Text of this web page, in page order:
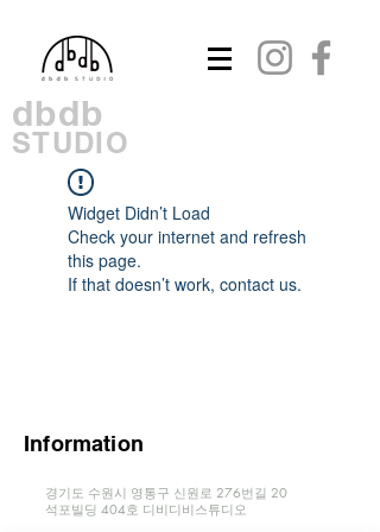
dbdb
STUDIO
Widget Didn’t Load
Check your internet and refresh
this page.
If that doesn’t work, contact us.
Information
경기도 수원시 영통구 신원로 276번길 20
​석포빌딩 404호 디비디비스튜디오